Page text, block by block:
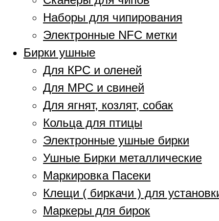
Наборы для чипирования
Электронные NFC метки
Бирки ушные
Для КРС и оленей
Для МРС и свиней
Для ягнят, козлят, собак
Кольца для птицы
Электронные ушные бирки
Ушные Бирки металлические
Маркировка Пасеки
Клещи ( биркачи ) для
Маркеры для бирок